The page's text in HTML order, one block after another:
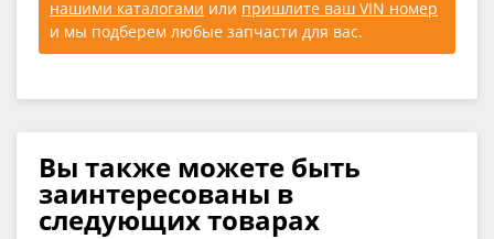
нашими каталогами или пришлите ваш VIN номер
и мы подберем любые запчасти для вас.
Вы также можете быть
заинтересованы в
следующих товарах